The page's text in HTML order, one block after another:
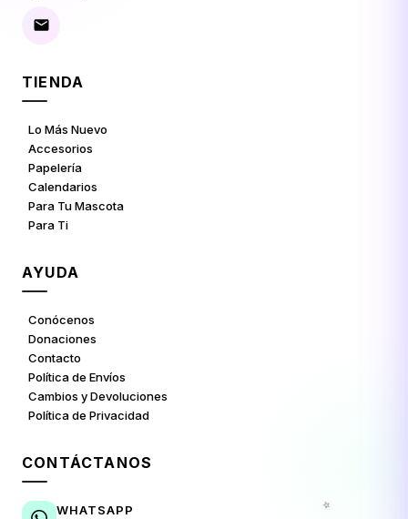
⭐
TIENDA
Lo Más Nuevo
Accesorios
Papelería
Calendarios
Para Tu Mascota
Para Ti
AYUDA
Conócenos
Donaciones
Contacto
Política de Envíos
Cambios y Devoluciones
Política de Privacidad
CONTÁCTANOS
WHATSAPP